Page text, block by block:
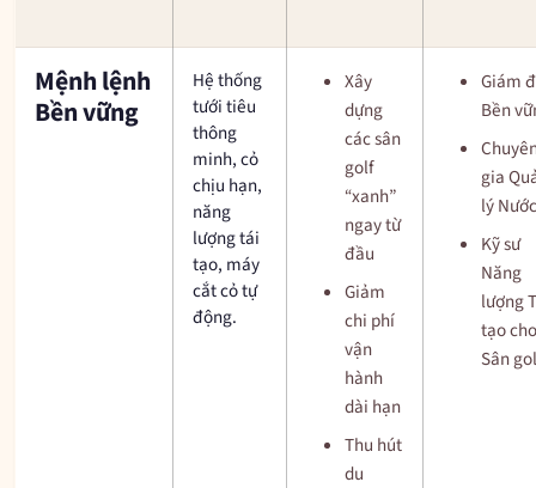
Mệnh lệnh
Bền vững
Hệ thống
tưới tiêu
thông
minh, cỏ
chịu hạn,
năng
lượng tái
tạo, máy
cắt cỏ tự
động.
Xây
dựng
các sân
golf
“xanh”
ngay từ
đầu
Giảm
chi phí
vận
hành
dài hạn
Thu hút
du
Giám
Bền
gia
lý Nước
Kỹ sư
Năng
lượng
tạo cho
Sân